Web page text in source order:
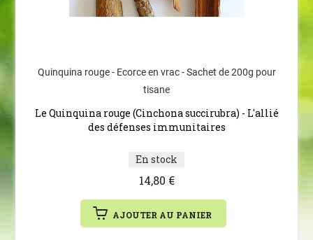
Quinquina rouge - Ecorce en vrac - Sachet de 200g pour
tisane
Le Quinquina rouge (Cinchona succirubra) - L'allié
des défenses immunitaires
En stock
14,80 €
AJOUTER AU PANIER